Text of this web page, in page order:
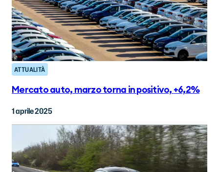
ATTUALITÀ
Mercato auto, marzo torna in positivo, +6,2%
1 aprile 2025